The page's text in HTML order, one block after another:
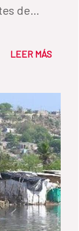
de
LEER MÁS